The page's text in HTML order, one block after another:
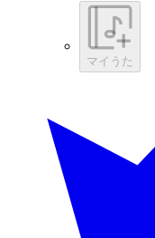
マイうた